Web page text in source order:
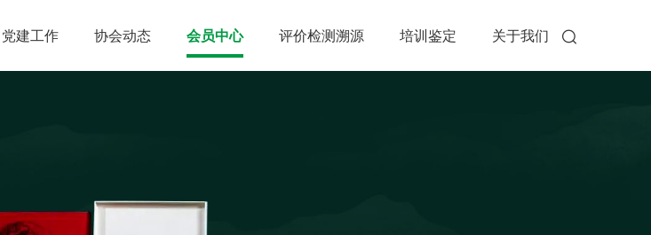
党建工作 协会动态 会员中心 评价检测溯源 培训鉴定 关于我们